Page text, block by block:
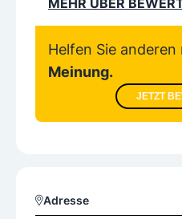
Helfen Sie anderen
Meinung.
JETZT
Adresse